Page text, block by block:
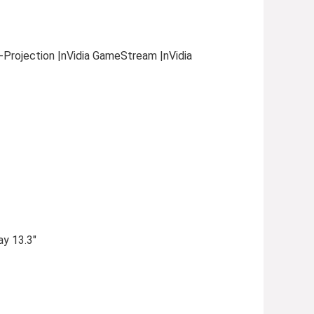
|nVidia GameStream |nVidia
13.3″